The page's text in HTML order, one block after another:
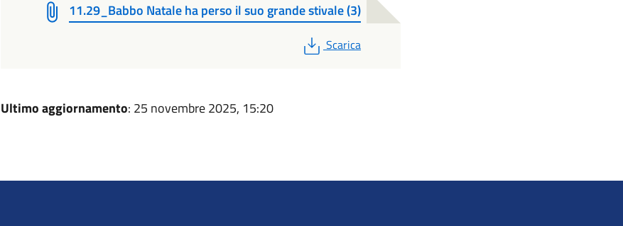
11.29_Babbo Natale ha perso il suo grande stivale (3)
PDF
Scarica
Ultimo aggiornamento: 25 novembre 2025, 15:20